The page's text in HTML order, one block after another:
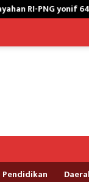
Sampaikan
Pendidikan